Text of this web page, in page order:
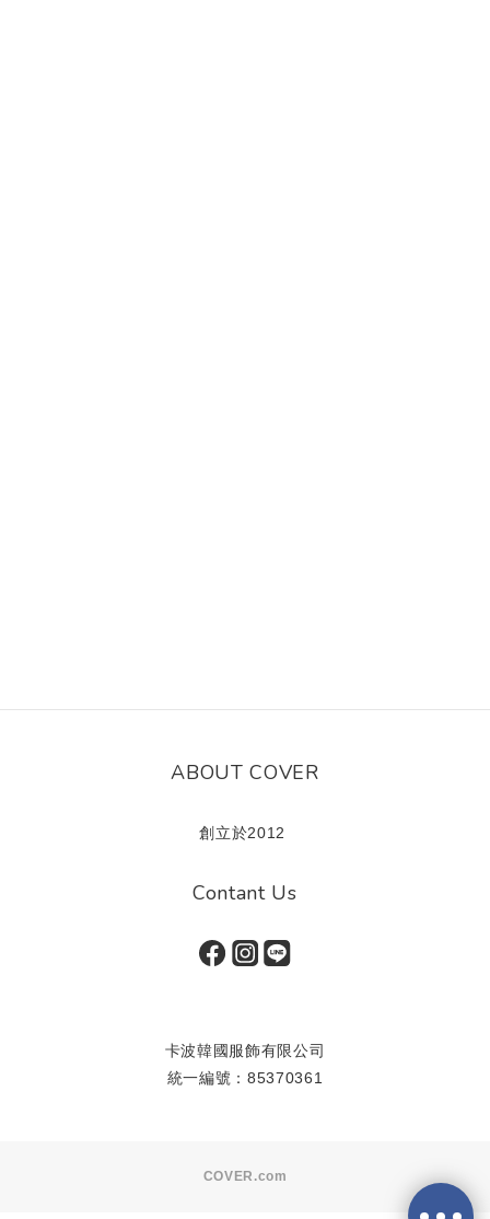
ABOUT COVER
創立於2012
Contant Us
卡波韓國服飾有限公司
統一編號：85370361
COVER.com